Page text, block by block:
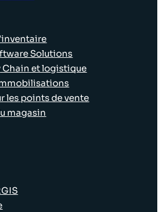
Solutions
Chain et logistique
les points de vente
magasin